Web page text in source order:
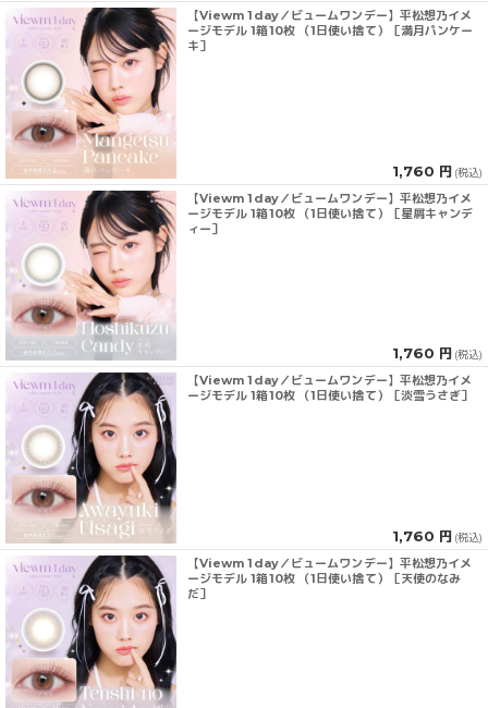
【Viewm 1day／ビュームワンデー】平松想乃イメ
ージモデル 1箱10枚 （1日使い捨て）［満月パンケー
キ］
1,760 円 (税込)
【Viewm 1day／ビュームワンデー】平松想乃イメ
ージモデル 1箱10枚 （1日使い捨て）［星屑キャンデ
ィー］
1,760 円 (税込)
【Viewm 1day／ビュームワンデー】平松想乃イメ
ージモデル 1箱10枚 （1日使い捨て）［淡雪うさぎ］
1,760 円 (税込)
【Viewm 1day／ビュームワンデー】平松想乃イメ
ージモデル 1箱10枚 （1日使い捨て）［天使のなみ
だ］